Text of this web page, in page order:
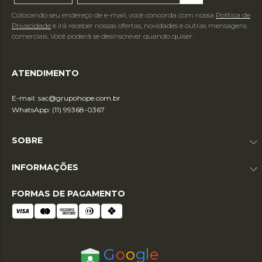
Colocando seu endereço de e-mail, você concorda com nossa Política de
Privacidade e irá receber nossas ofertas, novidades e outras mensagens
comerciais. Você poderá se desinscrever quando quiser.
ATENDIMENTO
E-mail: sac@grupohope.com.br
WhatsApp: (11) 99368-0367
SOBRE
INFORMAÇÕES
FORMAS DE PAGAMENTO